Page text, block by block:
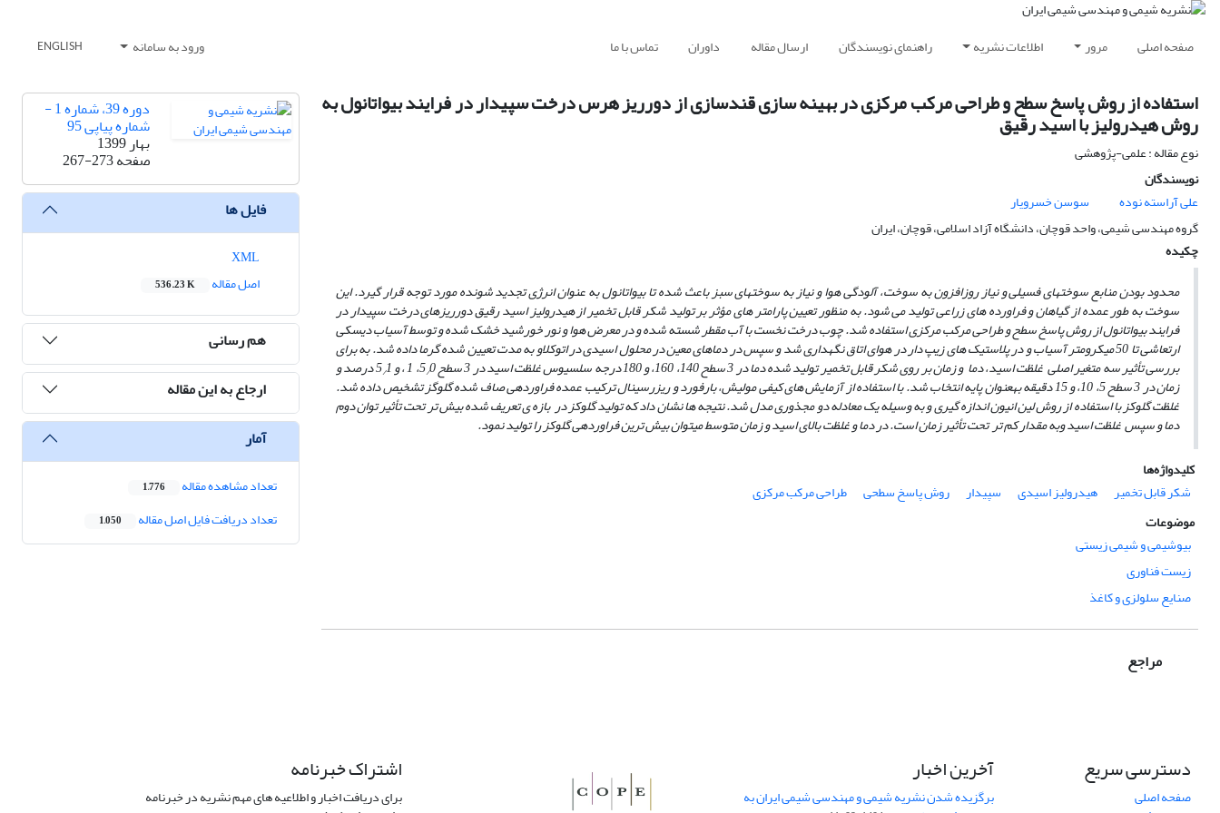
صفحه اصلی مرور اطلاعات نشریه راهنمای نویسندگان ارسال مقاله داوران تماس با ما ورود به سامانه ENGLISH
استفاده از روش پاسخ سطح و طراحی مرکب مرکزی در بهینه سازی قندسازی از دورریز هرس درخت سپیدار در فرایند بیواتانول به
روش هیدرولیز با اسید رقیق
نوع مقاله : علمی-پژوهشی
نویسندگان
علی آراسته نوده
سوسن خسرویار
گروه مهندسی شیمی، واحد قوچان، دانشگاه آزاد اسلامی، قوچان، ایران
چکیده
محدود بودن منابع سوخت­های فسیلی و نیاز روزافزون به سوخت، آلودگی هوا و نیاز به سوخت­های سبز باعث شده تا بیواتانول به­ عنوان انرژی تجدید شونده مورد توجه قرار گیرد. این
سوخت به طور عمده از گیاهان و فراورده ­های زراعی تولید می­ شود. به منظور تعیین پارامتر های مؤثر بر تولید شکر قابل تخمیر از هیدرولیز اسید رقیق دورریزهای درخت سپیدار در
فرایند بیواتانول از روش پاسخ سطح و طراحی مرکب مرکزی استفاده شد.چوب درخت نخست با آب مقطر شسته شده و در معرض هوا و نور ­خورشید خشک شده و توسط آسیاب دیسکی
ارتعاشیتا 50 میکرومتر آسیاب و در پلاستیک های زیپ دار در هوای اتاق نگهداری شد و سپس در دماهای معین در محلول اسیدی در اتوکلاو به مدت تعیین شده گرما داده شد. به برای
بررسی تأثیر سه متغیر اصلی غلظت اسید، دما و زمان بر روی شکر قابل تخمیر تولید شده دما در 3 سطح 140، 160، و 180 درجه سلسیوس غلظت اسید در 3 سطح 5 /0، 1 ، و 5 / 1 درصد و
زمان در 3 سطح 5، 10، و 15 دقیقه به­عنوان پایه انتخاب شد. با استفاده از آزمایش­ های کیفی مولیش، بارفورد و ریزرسینال ترکیب عمده فراورده­ی صاف شده گلوگز تشخیص داده شد.
غلظت گلوکز با استفاده از روش لین انیون اندازه گیری و به­ وسیله یک معادله دو مجذوری مدل شد. نتیجه­ ها نشان داد که تولید گلوکز در بازه ی تعریف شده بیش ­تر تحت تأثیر توان دوم
دما و سپس غلظت اسید وبه مقدار کم­ تر تحت تأثیر زمان است. در دما و غلظت بالای اسید و زمان متوسط می­توان بیش­ ترین فراورده­ی گلوکز را تولید نمود.
کلیدواژه‌ها
شکر قابل تخمیر
هیدرولیز اسیدی سپیدار روش پاسخ سطحی
طراحی مرکب مرکزی
موضوعات
بیوشیمی و شیمی زیستی
زیست فناوری
صنایع سلولزی و کاغذ
مراجع
دوره 39، شماره 1 -
شماره پیاپی 95
بهار 1399
صفحه267-273
فایل ها
اصل مقاله
536.23 K
هم رسانی
ارجاع به این مقاله
آمار
تعداد مشاهده مقاله 1,776
تعداد دریافت فایل اصل مقاله 1,050
دسترسی سریع
صفحه اصلی
آخرین اخبار
برگزیده شدن نشریه شیمی و مهندسی شیمی ایران به
اشتراک خبرنامه
برای دریافت اخبار و اطلاعیه های مهم نشریه در خبرنامه